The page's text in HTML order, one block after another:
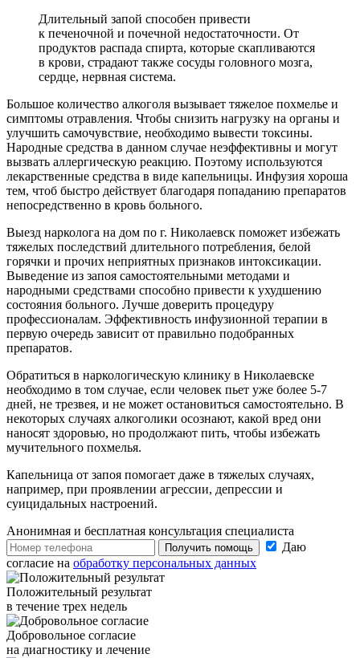
Длительный запой способен привести
к печеночной и почечной недостаточности. От
продуктов распада спирта, которые скапливаются
в крови, страдают также сосуды головного мозга,
сердце, нервная система.
Большое количество алкоголя вызывает тяжелое похмелье и
симптомы отравления. Чтобы снизить нагрузку на органы и
улучшить самочувствие, необходимо вывести токсины.
Народные средства в данном случае неэффективны и могут
вызвать аллергическую реакцию. Поэтому используются
лекарственные средства в виде капельницы. Инфузия хороша
тем, чтоб быстро действует благодаря попаданию препаратов
непосредственно в кровь больного.
Выезд нарколога на дом по г. Николаевск поможет избежать
тяжелых последствий длительного потребления, белой
горячки и прочих неприятных признаков интоксикации.
Выведение из запоя самостоятельными методами и
народными средствами способно привести к ухудшению
состояния больного. Лучше доверить процедуру
профессионалам. Эффективность инфузионной терапии в
первую очередь зависит от правильно подобранных
препаратов.
Обратиться в наркологическую клинику в Николаевске
необходимо в том случае, если человек пьет уже более 5-7
дней, не трезвея, и не может остановиться самостоятельно. В
некоторых случаях алкоголики осознают, какой вред они
наносят здоровью, но продолжают пить, чтобы избежать
мучительного похмелья.
Капельница от запоя помогает даже в тяжелых случаях,
например, при проявлении агрессии, депрессии и
суицидальных настроений.
Анонимная и бесплатная консультация специалиста
Получить помощь
Даю
согласие на обработку персональных данных
Положительный результат
в течение трех недель
Добровольное согласие
на диагностику и лечение